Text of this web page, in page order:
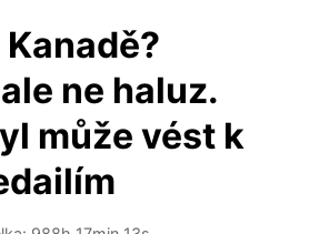
ne haluz.
může vést k